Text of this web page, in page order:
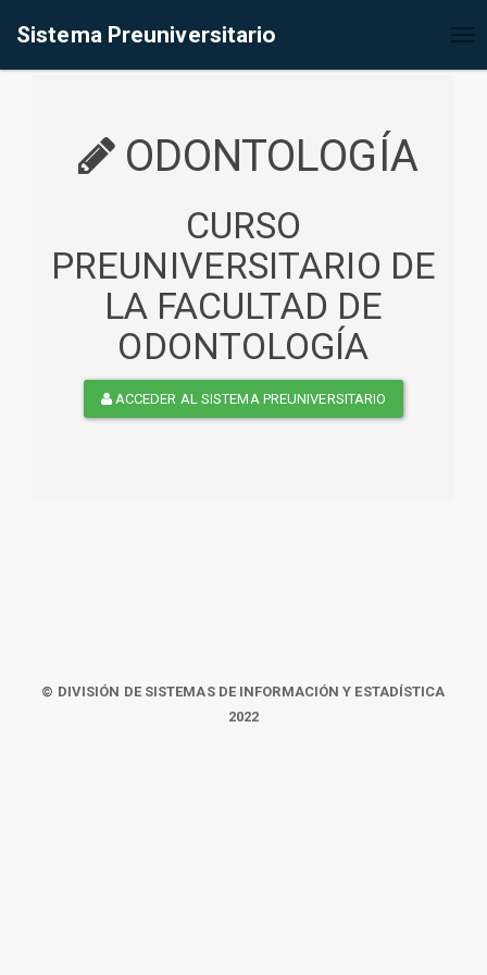
Sistema Preuniversitario
ODONTOLOGÍA
CURSO
PREUNIVERSITARIO DE
LA FACULTAD DE
ODONTOLOGÍA
ACCEDER AL SISTEMA PREUNIVERSITARIO
© DIVISIÓN DE SISTEMAS DE INFORMACIÓN Y ESTADÍSTICA
2022